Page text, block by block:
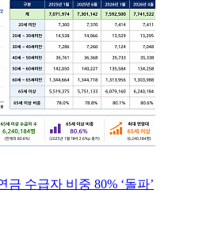
금 수급자 비중 80% ‘돌파’